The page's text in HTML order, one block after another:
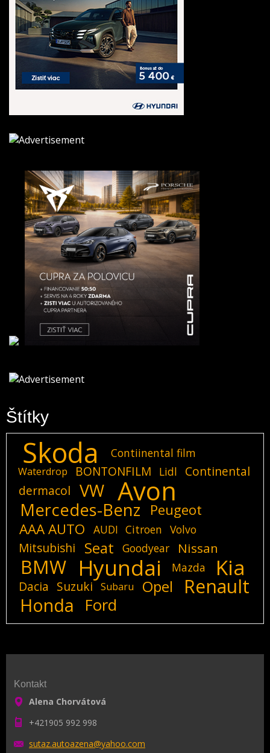
Štítky
Skoda Contiinental film
Waterdrop BONTONFILM Lidl
Continental
dermacol
VW Avon
Mercedes-Benz
Peugeot
AAA AUTO
AUDI Citroen Volvo
Mitsubishi Seat Goodyear Nissan
BMW Hyundai Mazda Kia
Dacia Suzuki Subaru Opel Renault
Honda Ford
Kontakt
Alena Chorvátová
+421905 992 998
sutaz.autoazena@yahoo.com